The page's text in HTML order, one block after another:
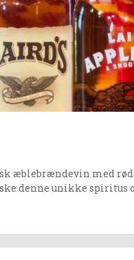
æblebrændevin med
denne unikke spiritus